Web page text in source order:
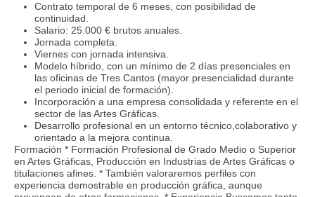
Contrato temporal de 6 meses, con posibilidad de
continuidad.
Salario: 25.000 € brutos anuales.
Jornada completa.
Viernes con jornada intensiva.
Modelo híbrido, con un mínimo de 2 días presenciales en
las oficinas de Tres Cantos (mayor presencialidad durante
el periodo inicial de formación).
Incorporación a una empresa consolidada y referente en el
sector de las Artes Gráficas.
Desarrollo profesional en un entorno técnico,colaborativo y
orientado a la mejora continua.
Formación * Formación Profesional de Grado Medio o Superior
en Artes Gráficas, Producción en Industrias de Artes Gráficas o
titulaciones afines. * También valoraremos perfiles con
experiencia demostrable en producción gráfica, aunque